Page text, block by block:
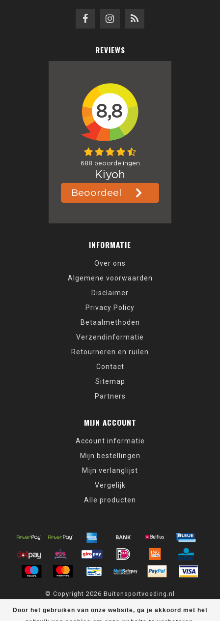
Door het gebruiken van onze website, ga je akkoord met het
REVIEWS
INFORMATIE
Over ons
Algemene voorwaarden
Disclaimer
Privacy Policy
Betaalmethoden
Verzendinformatie
Retourneren en ruilen
Contact
Sitemap
Partners
MIJN ACCOUNT
Account informatie
Mijn bestellingen
Mijn verlanglijst
Vergelijk
Alle producten
© Copyright 2026 Buitensportvoeding.nl
Buitensportvoeding.nl scores a 9,4/10out of439 klantbeoordelingen